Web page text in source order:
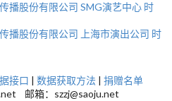
播股份有限公司 SMG演艺中心 时
播股份有限公司 上海市演出公司 时
接口 | 数据获取方法 | 捐赠名单
邮箱：szzj@saoju.net